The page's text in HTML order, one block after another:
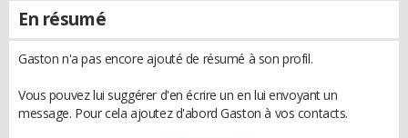
En résumé
Gaston n'a pas encore ajouté de résumé à son profil.
Vous pouvez lui suggérer d'en écrire un en lui envoyant un
message. Pour cela ajoutez d'abord Gaston à vos contacts.